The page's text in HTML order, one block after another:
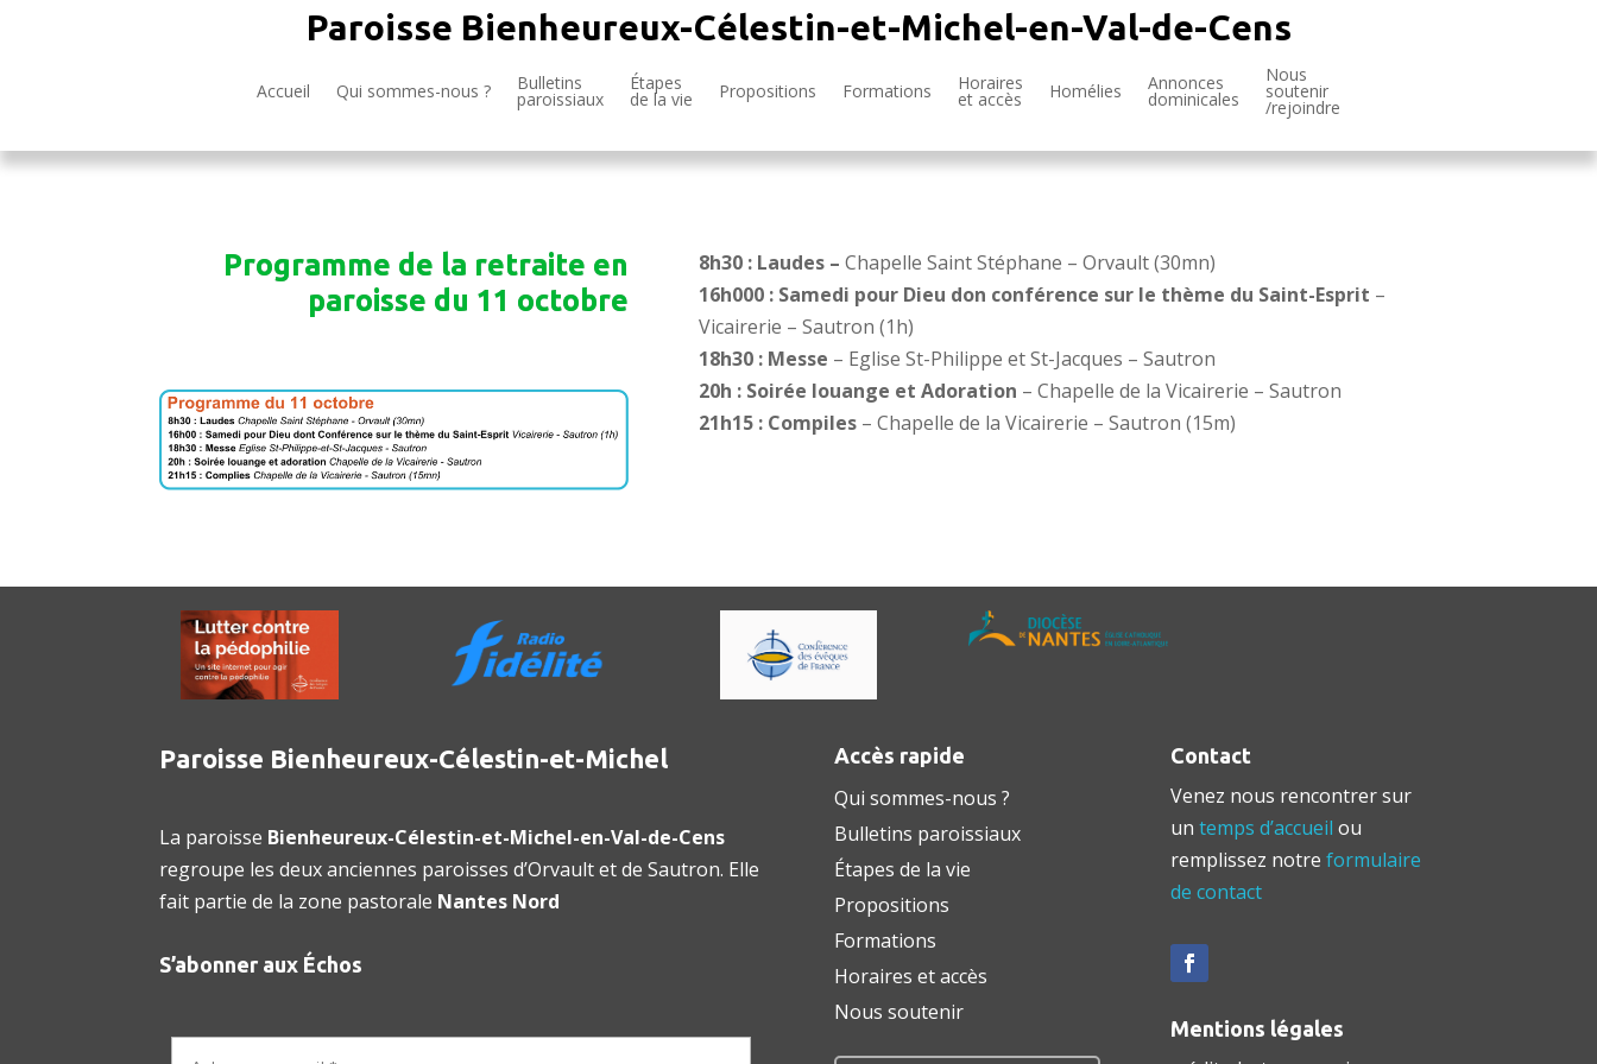
Paroisse Bienheureux-Célestin-et-Michel-en-Val-de-Cens
Accueil Qui sommes-nous ? Bulletins
paroissiaux
Étapes
de la vie Propositions Formations Horaires
et accès Homélies Annonces
dominicales
Nous
soutenir
/rejoindre
Programme de la retraite en
paroisse du 11 octobre
8h30 : Laudes – Chapelle Saint Stéphane – Orvault (30mn)
16h000 : Samedi pour Dieu don conférence sur le thème du Saint-Esprit –
Vicairerie – Sautron (1h)
18h30 : Messe – Eglise St-Philippe et St-Jacques – Sautron
20h : Soirée louange et Adoration – Chapelle de la Vicairerie – Sautron
21h15 : Compiles – Chapelle de la Vicairerie – Sautron (15m)
Paroisse Bienheureux-Célestin-et-Michel
La paroisse Bienheureux-Célestin-et-Michel-en-Val-de-Cens
regroupe les deux anciennes paroisses d’Orvault et de Sautron. Elle
fait partie de la zone pastorale Nantes Nord
S’abonner aux Échos
Accès rapide
Qui sommes-nous ?
Bulletins paroissiaux
Étapes de la vie
Propositions
Formations
Horaires et accès
Nous soutenir
Contact
Venez nous rencontrer sur
untemps d’accueil ou
remplissez notreformulaire
de contact
Mentions légales